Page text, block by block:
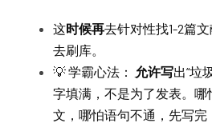
这时候再去针对性找1-2篇
去刷库。
💡 学霸心法： 允许写出“垃
字填满，不是为了发表。哪
文，哪怕语句不通，先写完